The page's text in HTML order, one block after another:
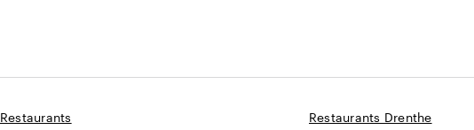
Restaurants
Restaurants Drenthe